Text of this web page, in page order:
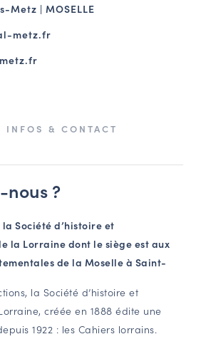
FILTRÉE « ACTEURS »
de la Région Grand Est
de patrimoine
Metz | MOSELLE
metz.fr
INFOS & CONTACT
nous ?
Société d’histoire et
la Lorraine dont le siège est aux
de la Moselle à Saint-
la Société d’histoire et
créée en 1888 édite une
1922 : les Cahiers lorrains.